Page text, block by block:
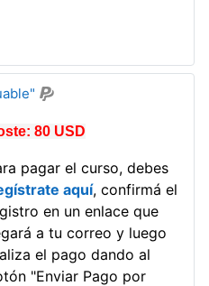
80 USD
pagar el curso, debes
aquí, confirmá el
en un enlace que
a tu correo y luego
el pago dando al
"Enviar Pago por